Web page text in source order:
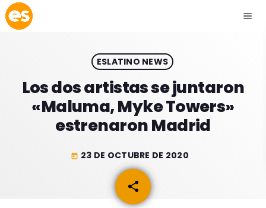
menu
play_arrow EMISIÓN LA PAZ
play_arrow EMISIÓN COCHABAMBA
ESLATINO NEWS
Los dos artistas se juntaron
«Maluma, Myke Towers»
estrenaron Madrid
today 23 DE OCTUBRE DE 2020
share
email